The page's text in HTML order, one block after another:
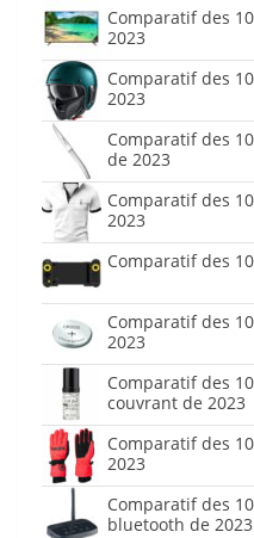
Comparatif des
2023
Comparatif des
2023
Comparatif des
de 2023
Comparatif des
2023
Comparatif des
Comparatif des
2023
Comparatif des
couvrant de 2023
Comparatif des
2023
Comparatif des
bluetooth de 2023